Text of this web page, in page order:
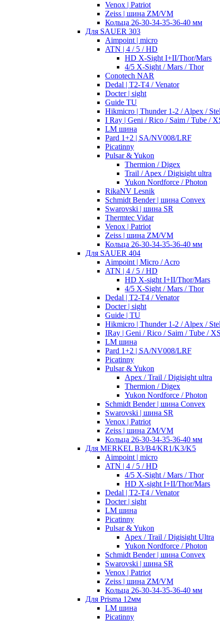
Venox | Patriot
Zeiss | шина ZM/VM
Кольца 26-30-34-35-36-40 мм
Для SAUER 303
Aimpoint | micro
ATN | 4 / 5 / HD
HD X-Sight I+II/Thor/Mars
4/5 X-Sight / Mars / Thor
Conotech NAR
Dedal | T2-T4 / Venator
Docter | sight
Guide TU
Hikmicro | Thunder 1-2 / Alpex /
I Ray | Geni / Rico / Saim / Tube /
LM шина
Pard 1+2 | SA/NV008/LRF
Picatinny
Pulsar & Yukon
Thermion / Digex
Trail / Apex / Digisight ultra
Yukon Nordforce / Photon
RikaNV Lesnik
Schmidt Bender | шина Convex
Swarovski | шина SR
Thermtec Vidar
Venox | Patriot
Zeiss | шина ZM/VM
Кольца 26-30-34-35-36-40 мм
Для SAUER 404
Aimpoint | Micro / Acro
ATN | 4 / 5 / HD
HD X-sight I+II/Thor/Mars
4/5 X-Sight / Mars / Thor
Dedal | T2-T4 / Venator
Docter | sight
Guide | TU
Hikmicro | Thunder 1-2 / Alpex /
IRay | Geni / Rico / Saim / Tube /
LM шина
Pard 1+2 | SA/NV008/LRF
Picatinny
Pulsar & Yukon
Apex / Trail / Digisight ultra
Thermion / Digex
Yukon Nordforce / Photon
Schmidt Bender | шина Convex
Swarovski | шина SR
Venox | Patriot
Zeiss | шина ZM/VM
Кольца 26-30-34-35-36-40 мм
Для MERKEL B3/B4/KR1/K3/K5
Aimpoint | micro
ATN | 4 / 5 / HD
4/5 X-Sight / Mars / Thor
HD X-sight I+II/Thor/Mars
Dedal | T2-T4 / Venator
Docter | sight
LM шина
Picatinny
Pulsar & Yukon
Apex / Trail / Digisight Ultra
Yukon Nordforce / Photon
Schmidt Bender | шина Convex
Swarovski | шина SR
Venox | Patriot
Zeiss | шина ZM/VM
Кольца 26-30-34-35-36-40 мм
Для Prisma 12мм
LM шина
Picatinny